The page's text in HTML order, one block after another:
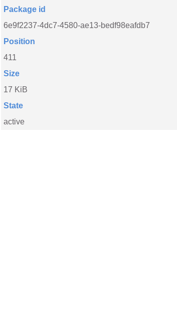
Package id
6e9f2237-4dc7-4580-ae13-bedf98eafdb7
Position
411
Size
17 KiB
State
active